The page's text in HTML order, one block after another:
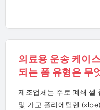
의료용 운송 케이
되는 폼 유형은 무
제조업체는 주로 폐쇄 셀
및 가교 폴리에틸렌